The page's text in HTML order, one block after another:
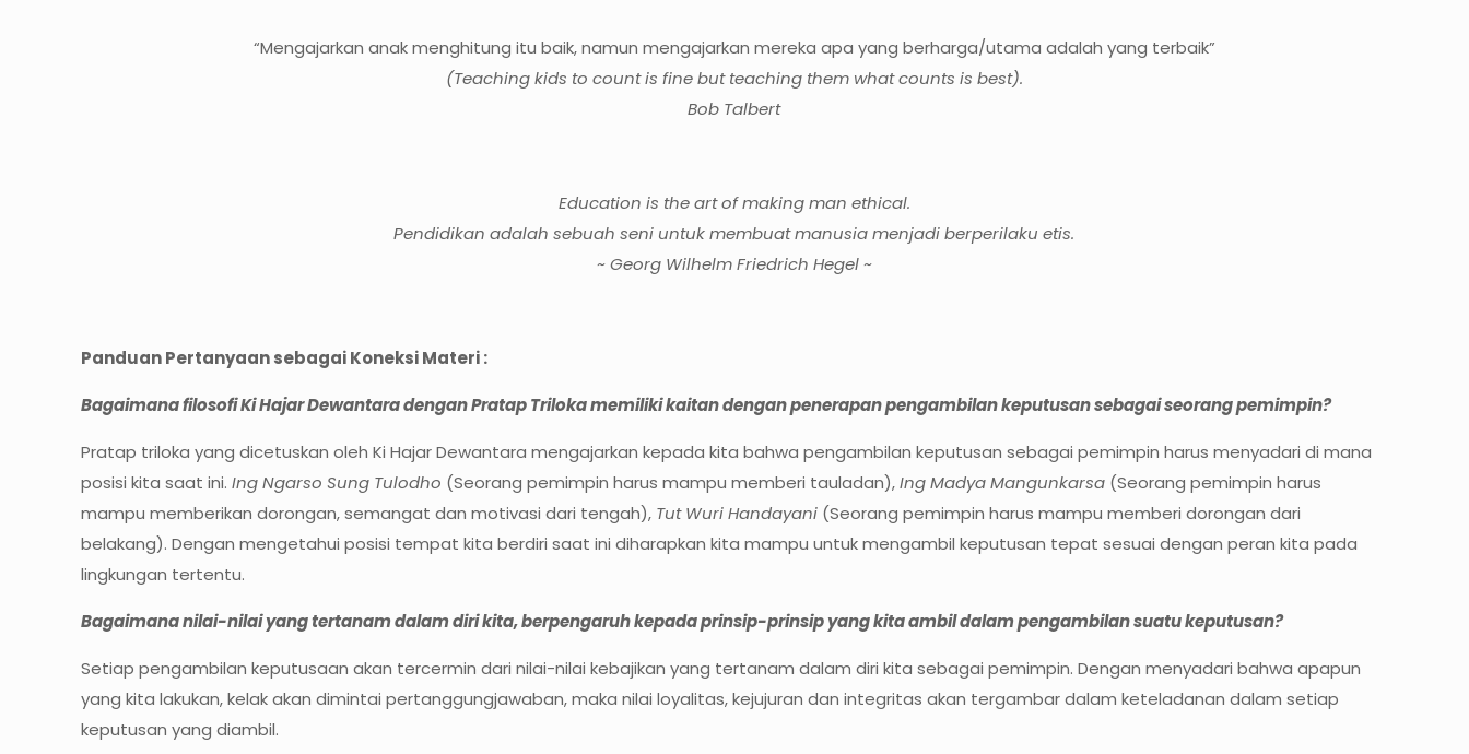
“Mengajarkan anak menghitung itu baik, namun mengajarkan mereka apa yang berharga/utama adalah yang terbaik”
(Teaching kids to count is fine but teaching them what counts is best).
Bob Talbert
Education is the art of making man ethical.
Pendidikan adalah sebuah seni untuk membuat manusia menjadi berperilaku etis.
~ Georg Wilhelm Friedrich Hegel ~
Panduan Pertanyaan sebagai Koneksi Materi :
Bagaimana filosofi Ki Hajar Dewantara dengan Pratap Triloka memiliki kaitan dengan penerapan pengambilan keputusan sebagai seorang pemimpin?
Pratap triloka yang dicetuskan oleh Ki Hajar Dewantara mengajarkan kepada kita bahwa pengambilan keputusan sebagai pemimpin harus menyadari di mana
posisi kita saat ini.Ing Ngarso Sung Tulodho (Seorang pemimpin harus mampu memberi tauladan),Ing Madya Mangunkarsa (Seorang pemimpin harus
mampu memberikan dorongan, semangat dan motivasi dari tengah), Tut Wuri Handayani (Seorang pemimpin harus mampu memberi dorongan dari
belakang). Dengan mengetahui posisi tempat kita berdiri saat ini diharapkan kita mampu untuk mengambil keputusan tepat sesuai dengan peran kita pada
lingkungan tertentu.
Bagaimana nilai-nilai yang tertanam dalam diri kita, berpengaruh kepada prinsip-prinsip yang kita ambil dalam pengambilan suatu keputusan?
Setiap pengambilan keputusaan akan tercermin dari nilai-nilai kebajikan yang tertanam dalam diri kita sebagai pemimpin. Dengan menyadari bahwa apapun
yang kita lakukan, kelak akan dimintai pertanggungjawaban, maka nilai loyalitas, kejujuran dan integritas akan tergambar dalam keteladanan dalam setiap
keputusan yang diambil.